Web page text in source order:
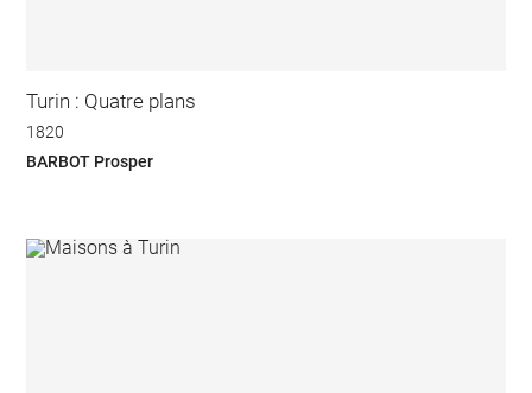
Turin : Quatre plans
1820
BARBOT Prosper